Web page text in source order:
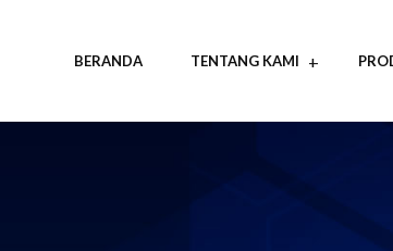
BERANDA TENTANG KAMI